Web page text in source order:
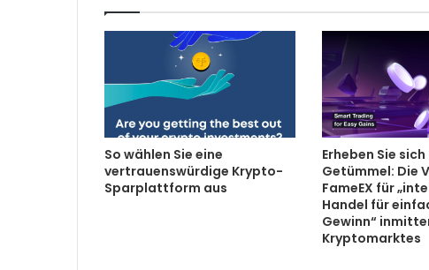
So wählen Sie eine
vertrauenswürdige Krypto-
Sparplattform aus
Erheben Sie
Getümmel: Die
FameEX für
Handel für
Gewinn“
Kryptomarktes